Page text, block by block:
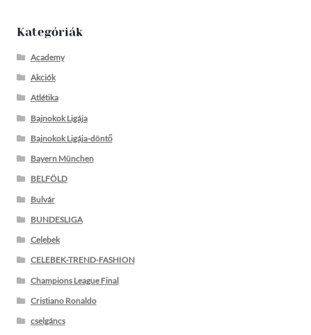
Kategóriák
Academy
Akciók
Atlétika
Bajnokok Ligája
Bajnokok Ligája-döntő
Bayern München
BELFÖLD
Bulvár
BUNDESLIGA
Celebek
CELEBEK-TREND-FASHION
Champions League Final
Cristiano Ronaldo
cselgáncs